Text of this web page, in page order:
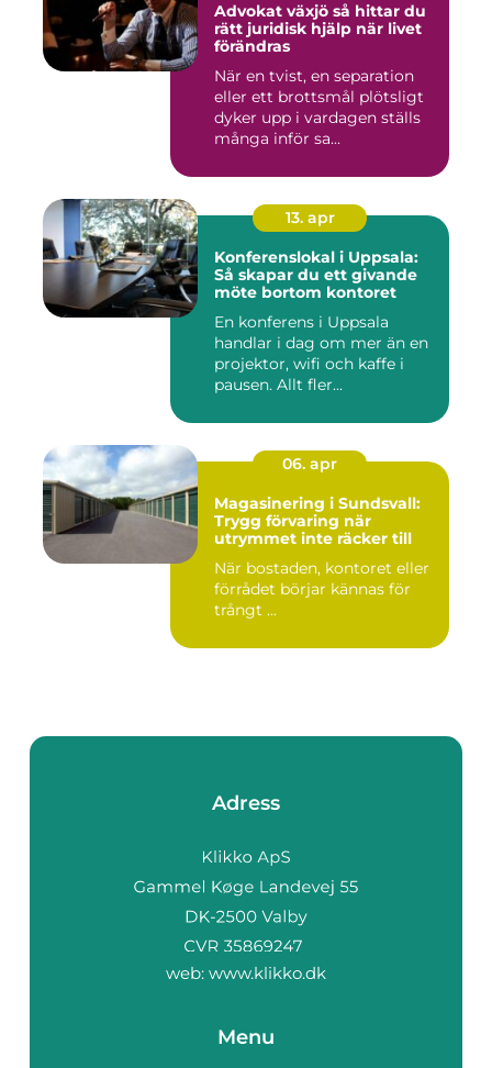
Advokat växjö så hittar du
rätt juridisk hjälp när livet
förändras
När en tvist, en separation
eller ett brottsmål plötsligt
dyker upp i vardagen ställs
många inför sa...
13. apr
Konferenslokal i Uppsala:
Så skapar du ett givande
möte bortom kontoret
En konferens i Uppsala
handlar i dag om mer än en
projektor, wifi och kaffe i
pausen. Allt fler...
06. apr
Magasinering i Sundsvall:
Trygg förvaring när
utrymmet inte räcker till
När bostaden, kontoret eller
förrådet börjar kännas för
trångt ...
Adress
web: www.klikko.dk
Menu